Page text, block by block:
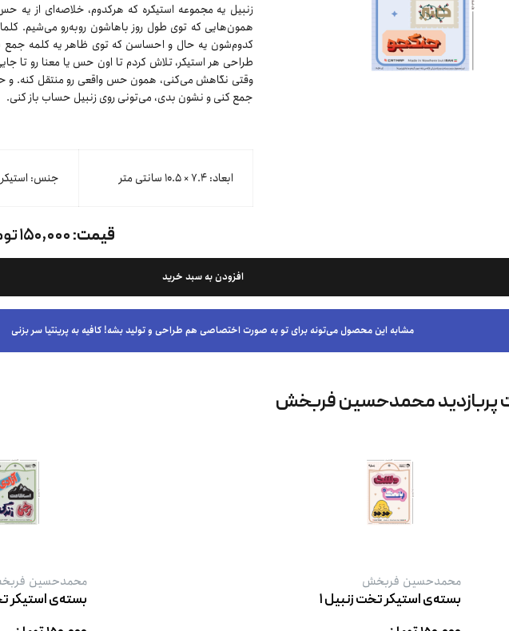
زنبیل یه مجموعه‌ استیکره که هرکدوم، خلاصه‌ای از یه
همون‌هایی که توی طول روز باهاشون روبه‌رو می‌شیم.
کدوم‌شون یه حال و احساسن که توی ظاهر یه کلمه جمع
طراحی هر استیکر، تلاش کردم تا اون حس یا معنا رو تا
وقتی نگاهش می‌کنی، همون حس واقعی رو منتقل کنه. و
جمع کنی و نشون بدی، می‌تونی روی زنبیل حساب باز کنی.
ابعاد: ۷.۴ × ۱۰.۵ سانتی متر جنس: استیکر
قیمت:۱۵۰,۰۰۰ تومان
افزودن به سبد خرید
مشابه این محصول می‌تونه برای تو به صورت اختصاصی هم طراحی و تولید بشه! کافیه به پرینتیا سر بزنی
پربازدید محمدحسین فربخش
محمدحسین فربخش
بسته‌ی استیکر تخت زنبیل ۱
محمدحسین